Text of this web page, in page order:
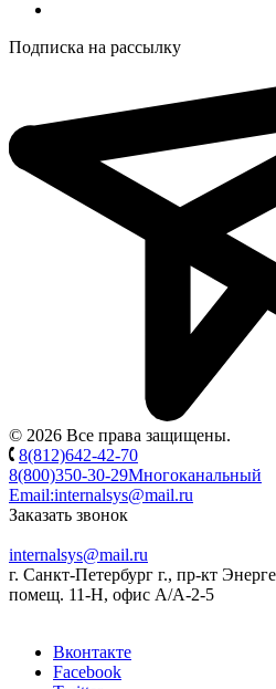
Подписка на рассылку
© 2026 Все права защищены.
8(812)642-42-70
8(800)350-30-29Многоканальный
Email:internalsys@mail.ru
Заказать звонок
internalsys@mail.ru
г. Санкт-Петербург г., пр-кт
помещ. 11-Н, офис А/А-2-5
Вконтакте
Facebook